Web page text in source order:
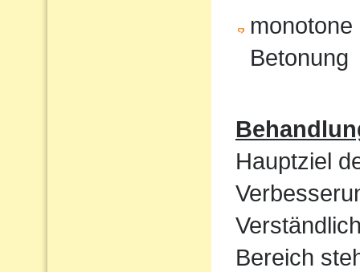
Betonung
Hauptziel
Bereich